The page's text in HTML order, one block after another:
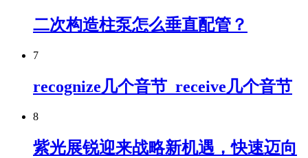
二次构造柱泵怎么垂直配管？
7
recognize几个音节_receive几个音节
8
紫光展锐迎来战略新机遇，快速迈向